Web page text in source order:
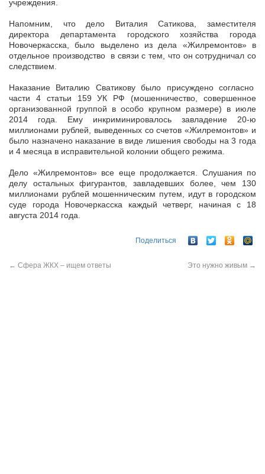
учреждения.
Напомним, что дело Виталия Сатикова, заместителя
директора департамента городского хозяйства города
Новочеркасска, было выделено из дела «Жилремонтов» в
отдельное производство в связи с тем, что он сотрудничал со
следствием.
Наказание Виталию Сватикову было присуждено согласно
части 4 статьи 159 УК РФ (мошенничество, совершенное
организованной группой в особо крупном размере) в июле
2014 года. Ему инкриминировалось завладение 20-ю
миллионами рублей, выведенных со счетов «Жилремонтов» и
было назначено наказание в виде лишения свободы на 3 года
и 4 месяца в исправительной колонии общего режима.
Дело «Жилремонтов» все еще продолжается. Слушания по
делу остальных фигурантов, завладевших более, чем 130
миллионами рублей мошенническим путем, идут в городском
суде города Новочеркасска каждый четверг, начиная с 18
августа 2014 года.
Поделиться
← Сфера ЖКХ – ищем ответы Это нужно живым →